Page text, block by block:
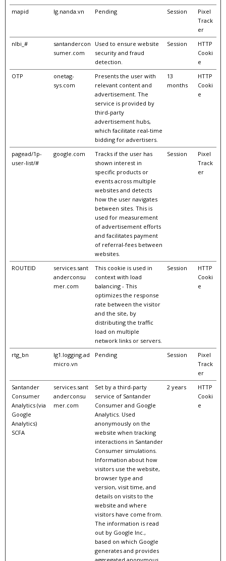
mapid
lg.nanda.vn Pending Session
Pixel
Track
er
nlbi_#
santandercon
sumer.com
Used to ensure website
security and fraud
detection.
Session
HTTP
Cooki
e
OTP
onetag-
sys.com
Presents the user with
relevant content and
advertisement. The
service is provided by
third-party
advertisement hubs,
which facilitate real-time
bidding for advertisers.
13
months
HTTP
Cooki
e
pagead/1p-
user-list/#
google.com
Tracks if the user has
shown interest in
specific products or
events across multiple
websites and detects
how the user navigates
between sites. This is
used for measurement
of advertisement efforts
and facilitates payment
of referral-fees between
websites.
Session
Pixel
Track
er
ROUTEID
services.sant
anderconsu
mer.com
This cookie is used in
context with load
balancing - This
optimizes the response
rate between the visitor
and the site, by
distributing the traffic
load on multiple
network links or servers.
Session
HTTP
Cooki
e
rtg_bn
lg1.logging.ad
micro.vn
Pending Session
Pixel
Track
er
Santander
Consumer
Analytics (via
Google
Analytics)
SCFA
services.sant
anderconsu
mer.com
Set by a third-party
service of Santander
Consumer and Google
Analytics. Used
anonymously on the
website when tracking
interactions in Santander
Consumer simulations.
Information about how
visitors use the website,
browser type and
version, visit time, and
details on visits to the
website and where
visitors have come from.
The information is read
out by Google Inc.,
based on which Google
generates and provides
2 years
HTTP
Cooki
e